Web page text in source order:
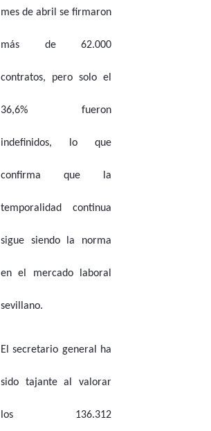
mes de abril se firmaron
más de 62.000
contratos, pero solo el
36,6% fueron
indefinidos, lo que
confirma que la
temporalidad continua
sigue siendo la norma
en el mercado laboral
sevillano.
El secretario general ha
sido tajante al valorar
los 136.312